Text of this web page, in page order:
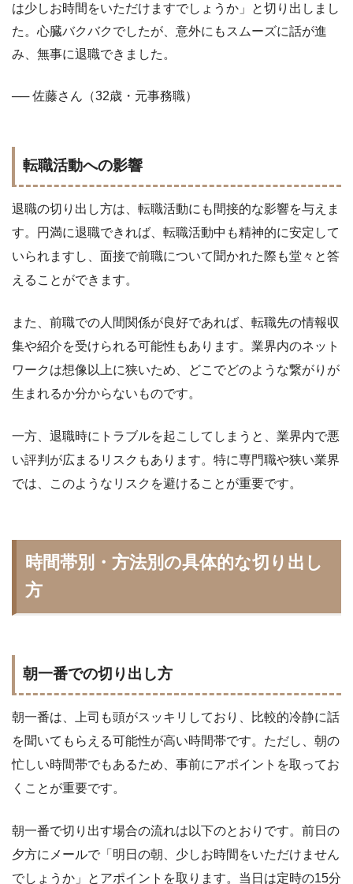
は少しお時間をいただけますでしょうか」と切り出しまし
た。心臓バクバクでしたが、意外にもスムーズに話が進
み、無事に退職できました。
── 佐藤さん（32歳・元事務職）
転職活動への影響
退職の切り出し方は、転職活動にも間接的な影響を与えま
す。円満に退職できれば、転職活動中も精神的に安定して
いられますし、面接で前職について聞かれた際も堂々と答
えることができます。
また、前職での人間関係が良好であれば、転職先の情報収
集や紹介を受けられる可能性もあります。業界内のネット
ワークは想像以上に狭いため、どこでどのような繋がりが
生まれるか分からないものです。
一方、退職時にトラブルを起こしてしまうと、業界内で悪
い評判が広まるリスクもあります。特に専門職や狭い業界
では、このようなリスクを避けることが重要です。
時間帯別・方法別の具体的な切り出し
方
朝一番での切り出し方
朝一番は、上司も頭がスッキリしており、比較的冷静に話
を聞いてもらえる可能性が高い時間帯です。ただし、朝の
忙しい時間帯でもあるため、事前にアポイントを取ってお
くことが重要です。
朝一番で切り出す場合の流れは以下のとおりです。前日の
夕方にメールで「明日の朝、少しお時間をいただけません
でしょうか」とアポイントを取ります。当日は定時の15分